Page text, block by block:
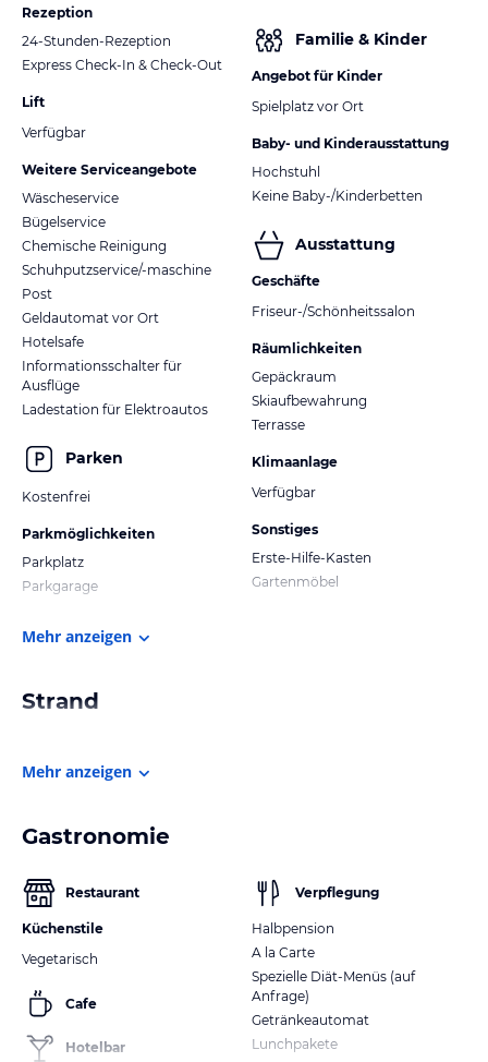
Rezeption
24-Stunden-Rezeption
Express Check-In & Check-Out
Lift
Verfügbar
Weitere Serviceangebote
Wäscheservice
Bügelservice
Chemische Reinigung
Schuhputzservice/-maschine
Post
Geldautomat vor Ort
Hotelsafe
Informationsschalter für
Ausflüge
Ladestation für Elektroautos
Parken
Kostenfrei
Parkmöglichkeiten
Parkplatz
Parkgarage
Familie & Kinder
Angebot für Kinder
Spielplatz vor Ort
Baby- und Kinderausstattung
Hochstuhl
Keine Baby-/Kinderbetten
Ausstattung
Geschäfte
Friseur-/Schönheitssalon
Räumlichkeiten
Gepäckraum
Skiaufbewahrung
Terrasse
Klimaanlage
Verfügbar
Sonstiges
Erste-Hilfe-Kasten
Gartenmöbel
Mehr anzeigen
Strand
Mehr anzeigen
Gastronomie
Restaurant
Küchenstile
Vegetarisch
Cafe
Hotelbar
Verpflegung
Halbpension
A la Carte
Spezielle Diät-Menüs (auf
Anfrage)
Getränkeautomat
Lunchpakete